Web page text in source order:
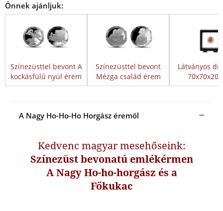
Önnek ajánljuk:
Színezüsttel bevont A
kockásfülű nyúl érem
Színezüsttel bevont
Mézga család érem
Látványos
70x70x20
A Nagy Ho-Ho-Ho Horgász éremől
Kedvenc magyar mesehőseink:
Színezüst bevonatú emlékérmen
A Nagy Ho-ho-horgász és a
Főkukac